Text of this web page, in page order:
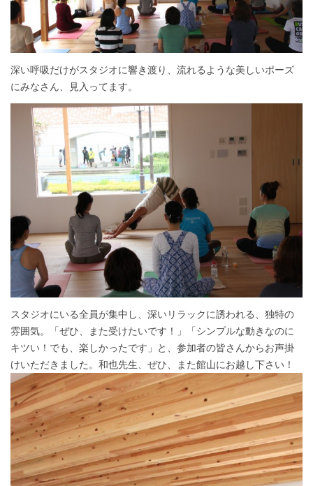
深い呼吸だけがスタジオに響き渡り、流れるような美しいポーズ
にみなさん、見入ってます。
スタジオにいる全員が集中し、深いリラックに誘われる、独特の
雰囲気。「ぜひ、また受けたいです！」「シンプルな動きなのに
キツい！でも、楽しかったです」と、参加者の皆さんからお声掛
けいただきました。和也先生、ぜひ、また館山にお越し下さい！